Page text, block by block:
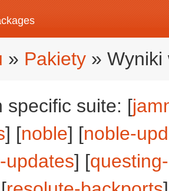
» Pakiety » Wyniki
specific suite: [
] [noble] [noble-
updates] [